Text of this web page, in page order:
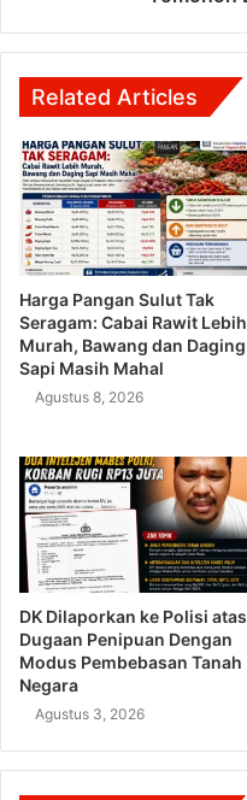
Related Articles
Harga Pangan Sulut Tak
Seragam: Cabai Rawit Lebih
Murah, Bawang dan Daging
Sapi Masih Mahal
Agustus 8, 2026
DK Dilaporkan ke Polisi atas
Dugaan Penipuan Dengan
Modus Pembebasan Tanah
Negara
Agustus 3, 2026